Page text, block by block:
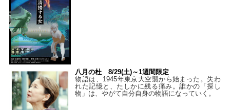
八月の杜 8/29(土)～1週間限定
物語は、1945年東京大空襲から始まった。失わ
れた記憶と、たしかに残る痛み。誰かの「探し
物」は、やがて自分自身の物語になっていく。